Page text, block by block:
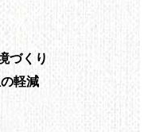
づくり
軽減